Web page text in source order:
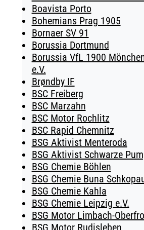
Boavista Porto
Bohemians Prag 1905
Bornaer SV 91
Borussia Dortmund
Borussia VfL 1900
e.V.
Brøndby IF
BSC Freiberg
BSC Marzahn
BSC Motor Rochlitz
BSC Rapid Chemnitz
BSG Aktivist Menteroda
BSG Aktivist Schwarze
BSG Chemie Böhlen
BSG Chemie Buna
BSG Chemie Kahla
BSG Chemie Leipzig e.V.
BSG Motor Limbach-
BSG Motor Rudisleben